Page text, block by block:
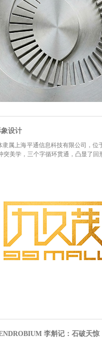
设计
属上海平通信息科技有限公司，
突美学，三个字循环贯通，凸显了
李斛记：石破天惊